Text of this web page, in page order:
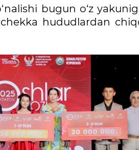
bugun o‘z
hududlardan